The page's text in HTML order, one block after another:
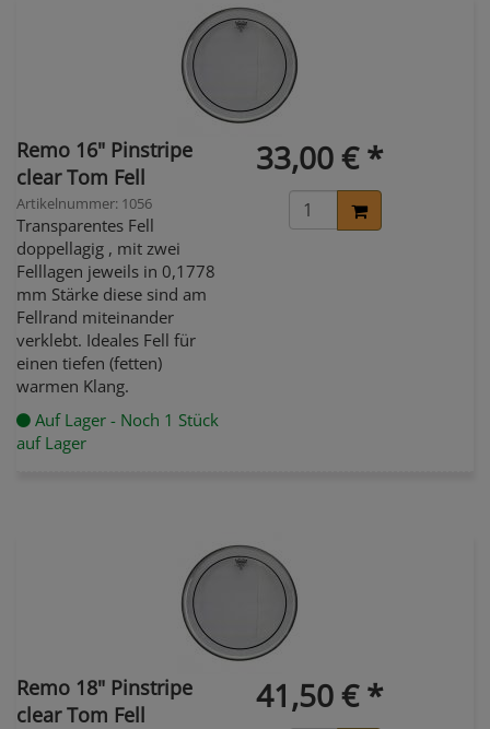
Remo 16" Pinstripe
clear Tom Fell
Artikelnummer: 1056
Transparentes Fell
doppellagig , mit zwei
Felllagen jeweils in 0,1778
mm Stärke diese sind am
Fellrand miteinander
verklebt. Ideales Fell für
einen tiefen (fetten)
warmen Klang.
Auf Lager - Noch 1 Stück
auf Lager
33,00 € *
Remo 18" Pinstripe
clear Tom Fell
41,50 € *